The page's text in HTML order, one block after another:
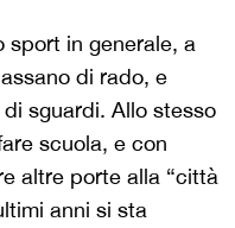
sport in generale, a
di rado, e
sguardi. Allo stesso
scuola, e con
altre porte alla “città
anni si sta